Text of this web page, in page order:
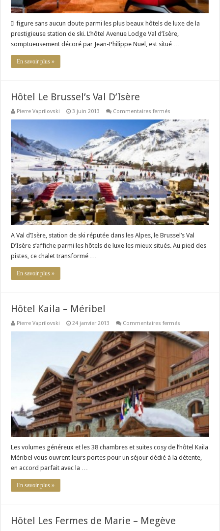
Il figure sans aucun doute parmi les plus beaux hôtels de luxe de la
prestigieuse station de ski. L’hôtel Avenue Lodge Val d’Isère,
somptueusement décoré par Jean-Philippe Nuel, est situé …
En savoir plus »
Hôtel Le Brussel’s Val D’Isère
Pierre Vaprilovski 3 juin 2013 Commentaires fermés
Le
Brussel’s
Val
D’Isère
A Val d’Isère, station de ski réputée dans les Alpes, le Brussel’s Val
D’Isère s’affiche parmi les hôtels de luxe les mieux situés. Au pied des
pistes, ce chalet transformé …
En savoir plus »
Hôtel Kaila – Méribel
Pierre Vaprilovski 24 janvier 2013 Commentaires fermés
Kaila
–
Méribel
Les volumes généreux et les 38 chambres et suites cosy de l’hôtel Kaila
Méribel vous ouvrent leurs portes pour un séjour dédié à la détente,
en accord parfait avec la …
En savoir plus »
Hôtel Les Fermes de Marie – Megève